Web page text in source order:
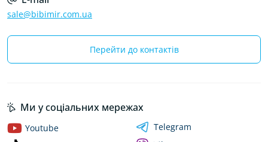
sale@bibimir.com.ua
Перейти до контактів
Ми у соціальних мережах
Youtube
Telegram